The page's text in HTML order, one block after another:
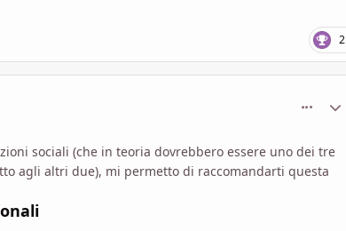
2
sociali (che in teoria dovrebbero essere uno dei tre
agli altri due), mi permetto di raccomandarti questa